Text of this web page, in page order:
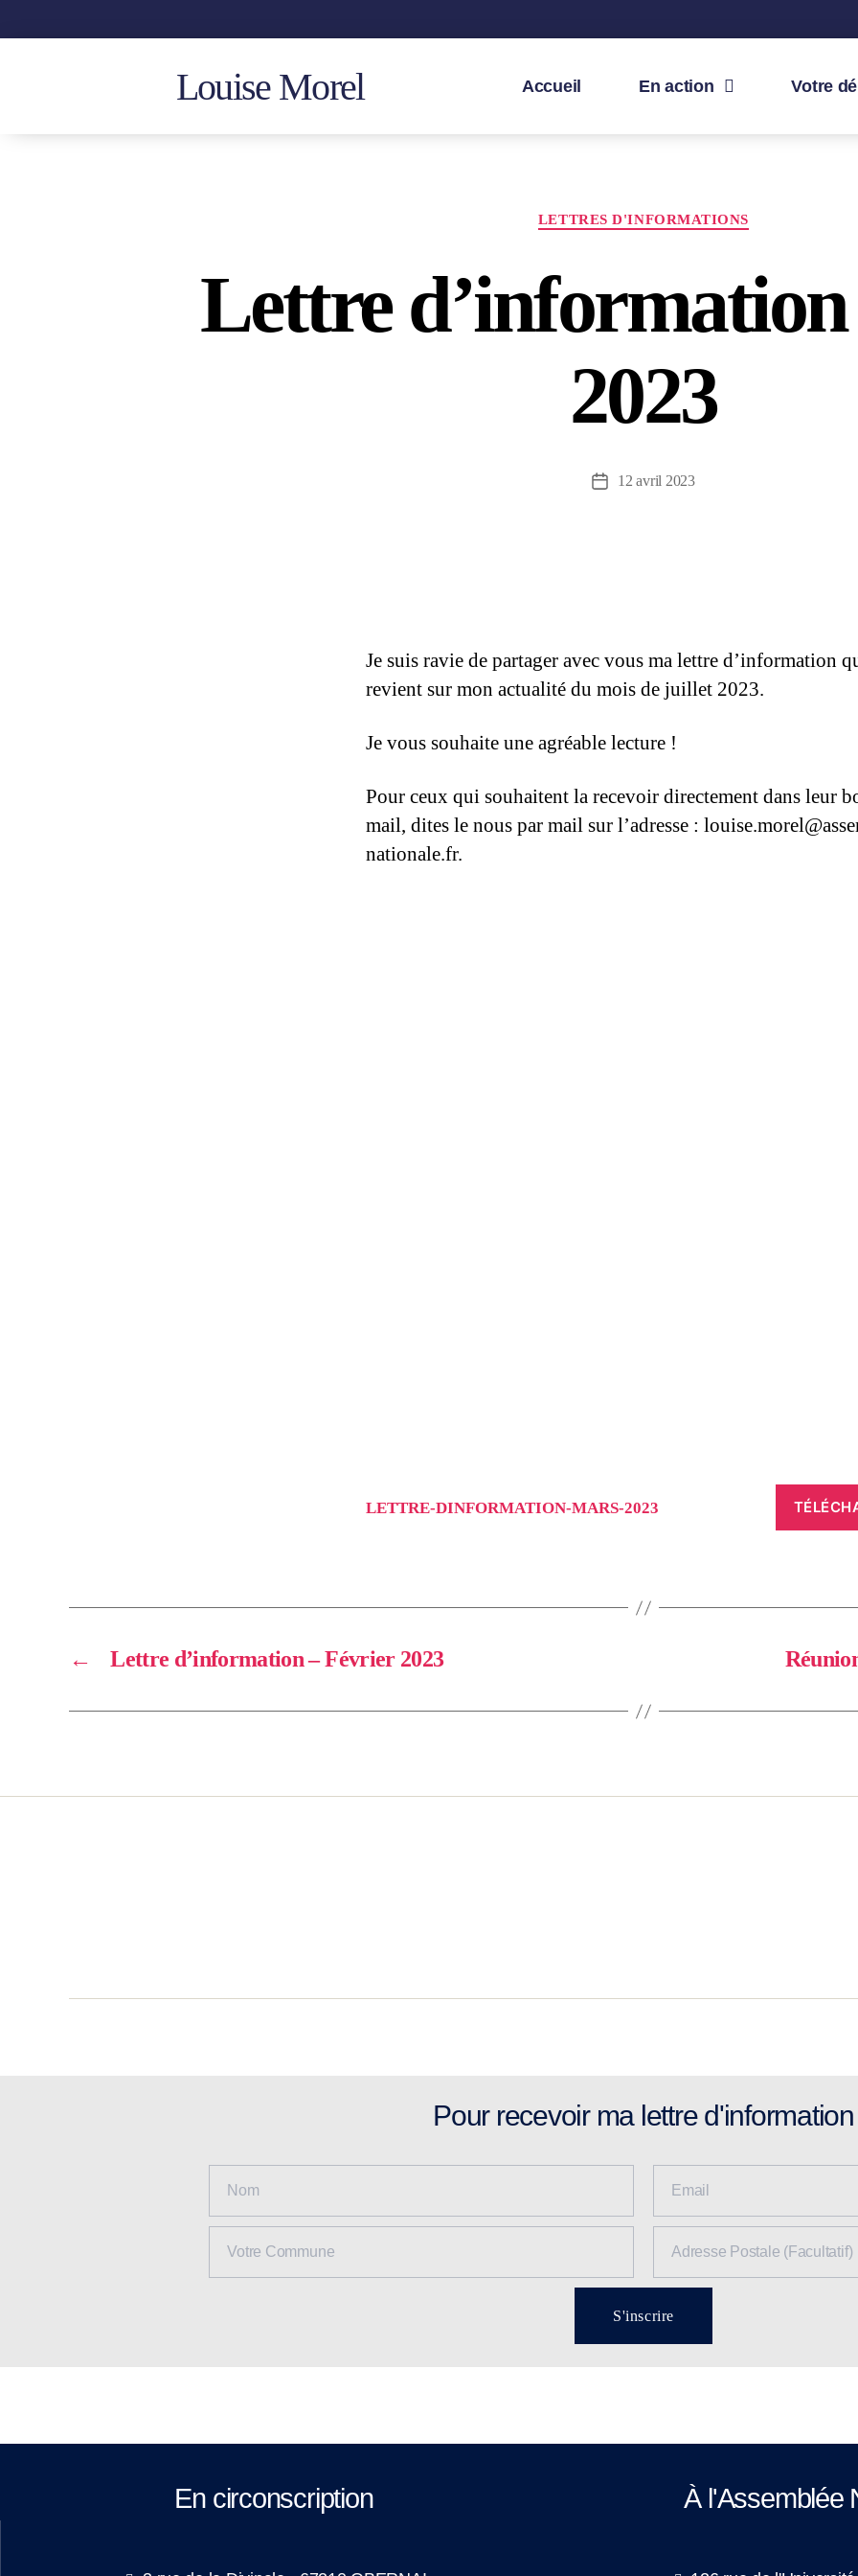
Louise Morel Accueil En action Votre
LETTRES D'INFORMATIONS
Lettre
2023
12 avril 2023
Je suis ravie de partager avec vous ma lettre d’information
revient sur mon actualité du mois de juillet 2023.
Je vous souhaite une agréable lecture !
Pour ceux qui souhaitent la recevoir directement dans leur
mail, dites le nous par mail sur l’adresse :
nationale.fr.
LETTRE-DINFORMATION-MARS-2023
← Lettre d’information – Février 2023
Pour recevoir ma lettre d'information
S'inscrire
En circonscription À l'Assemblée